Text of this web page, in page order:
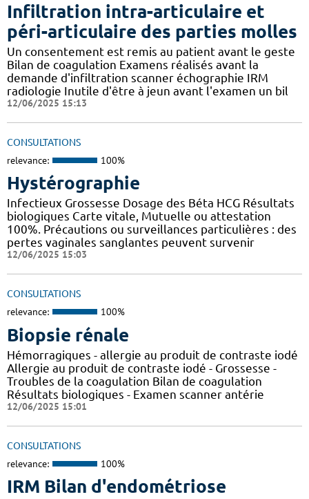
Infiltration intra-articulaire et
péri-articulaire des parties molles
Un consentement est remis au patient avant le geste
Bilan de coagulation Examens réalisés avant la
demande d'infiltration scanner échographie IRM
radiologie Inutile d'être à jeun avant l'examen un bil
12/06/2025 15:13
CONSULTATIONS
relevance: 100%
Hystérographie
Infectieux Grossesse Dosage des Béta HCG Résultats
biologiques Carte vitale, Mutuelle ou attestation
100%. Précautions ou surveillances particulières : des
pertes vaginales sanglantes peuvent survenir
12/06/2025 15:03
CONSULTATIONS
relevance: 100%
Biopsie rénale
Hémorragiques - allergie au produit de contraste iodé
Allergie au produit de contraste iodé - Grossesse -
Troubles de la coagulation Bilan de coagulation
Résultats biologiques - Examen scanner antérie
12/06/2025 15:01
CONSULTATIONS
relevance: 100%
IRM Bilan d'endométriose